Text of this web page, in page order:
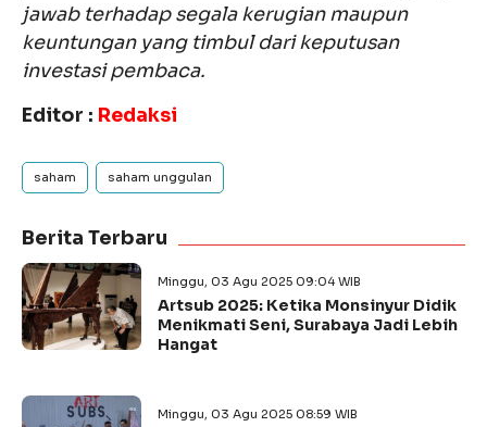
jawab terhadap segala kerugian maupun
keuntungan yang timbul dari keputusan
investasi pembaca.
Editor : Redaksi
saham saham unggulan
Berita Terbaru
Minggu, 03 Agu 2025 09:04 WIB
Artsub 2025: Ketika Monsinyur Didik
Menikmati Seni, Surabaya Jadi Lebih
Hangat
Minggu, 03 Agu 2025 08:59 WIB